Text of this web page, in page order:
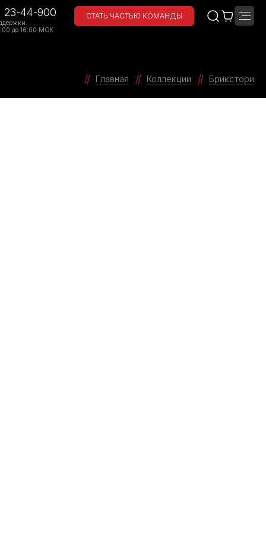
23-44-900
до 16:00 МСК
СТАТЬ ЧАСТЬЮ КОМАНДЫ
Главная Коллекции Брикстори